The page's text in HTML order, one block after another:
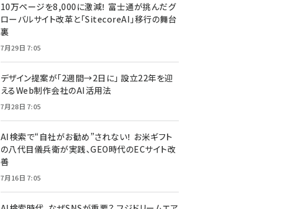
10万ページを8,000に激減！ 富士通が挑んだグ
ローバルサイト改革と「SitecoreAI」移行の舞台
裏
7月29日 7:05
デザイン提案が「2週間→2日に」 設立22年を迎
えるWeb制作会社のAI活用法
7月28日 7:05
AI検索で“自社がお勧め”されない！ お米ギフト
の八代目儀兵衛が実践、GEO時代のECサイト改
善
7月16日 7:05